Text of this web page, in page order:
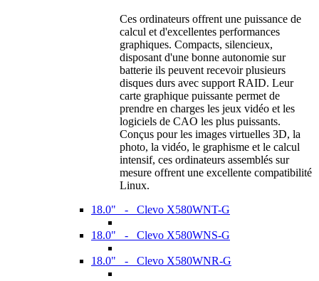
Ces ordinateurs offrent une puissance de
calcul et d'excellentes performances
graphiques. Compacts, silencieux,
disposant d'une bonne autonomie sur
batterie ils peuvent recevoir plusieurs
disques durs avec support RAID. Leur
carte graphique puissante permet de
prendre en charges les jeux vidéo et les
logiciels de CAO les plus puissants.
Conçus pour les images virtuelles 3D, la
photo, la vidéo, le graphisme et le calcul
intensif, ces ordinateurs assemblés sur
mesure offrent une excellente compatibilité
Linux.
18.0" - Clevo X580WNT-G
18.0" - Clevo X580WNS-G
18.0" - Clevo X580WNR-G